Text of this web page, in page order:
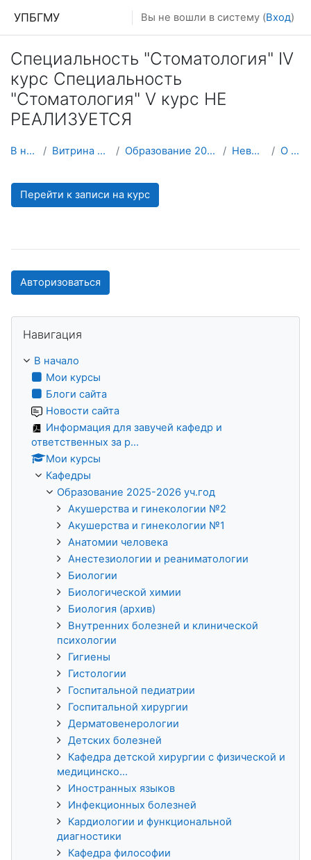
УПБГМУ Вы не вошли в систему (Вход)
Специальность "Стоматология" IV
курс Специальность
"Стоматология" V курс НЕ
РЕАЛИЗУЕТСЯ
В начало Витрина курсов 3KL Образование 2025-2026 уч.год Неврологии О курсе
Перейти к записи на курс
Авторизоваться
Навигация
В начало
Мои курсы
Блоги сайта
Новости сайта
Информация для завучей кафедр и
ответственных за р...
Мои курсы
Кафедры
Образование 2025-2026 уч.год
Акушерства и гинекологии №2
Акушерства и гинекологии №1
Анатомии человека
Анестезиологии и реаниматологии
Биологии
Биологической химии
Биология (архив)
Внутренних болезней и клинической
психологии
Гигиены
Гистологии
Госпитальной педиатрии
Госпитальной хирургии
Дерматовенерологии
Детских болезней
Кафедра детской хирургии с физической и
медицинско...
Иностранных языков
Инфекционных болезней
Кардиологии и функциональной
диагностики
Кафедра философии